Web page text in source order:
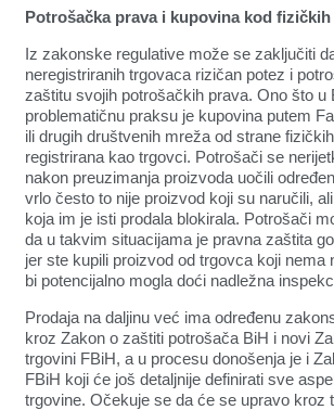
Potrošačka prava i kupovina kod fizičkih
Iz zakonske regulative može se zaključiti
neregistriranih trgovaca rizičan potez i
zaštitu svojih potrošačkih prava. Ono što u
problematičnu praksu je kupovina putem
ili drugih društvenih mreža od strane
registrirana kao trgovci. Potrošači se
nakon preuzimanja proizvoda uočili
vrlo često to nije proizvod koji su naručili,
koja im je isti prodala blokirala. Potrošači
da u takvim situacijama je pravna zaštita
jer ste kupili proizvod od trgovca koji nema
bi potencijalno mogla doći nadležna
Prodaja na daljinu već ima određenu
kroz Zakon o zaštiti potrošača BiH i novi
trgovini FBiH, a u procesu donošenja je i
FBiH koji će još detaljnije definirati sve
trgovine. Očekuje se da će se upravo kroz